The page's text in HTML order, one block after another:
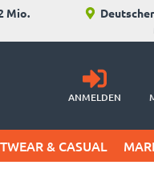
Mio. Deutscher
Anmelden
ANMELDEN
& CASUAL